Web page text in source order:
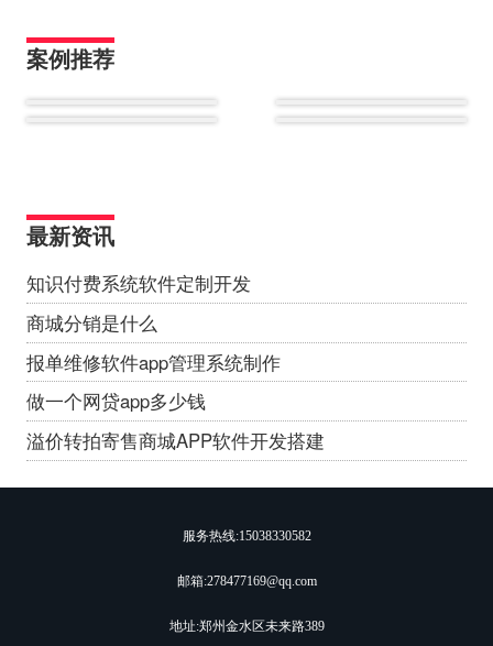
案例推荐
最新资讯
知识付费系统软件定制开发
商城分销是什么
报单维修软件app管理系统制作
做一个网贷app多少钱
溢价转拍寄售商城APP软件开发搭建
服务热线:15038330582
邮箱:278477169@qq.com
地址:郑州金水区未来路389